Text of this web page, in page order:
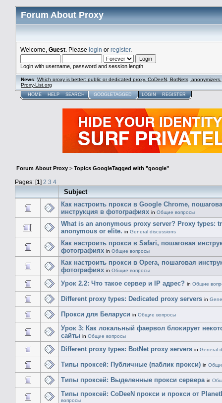
Forum About Proxy
Welcome, Guest . Please login or register.
Login with username, password and session length
News: Which proxy is better: public or dedicated proxy, CoDeeN, BotNets, anonymizers.
Proxy-List.org
HOME HELP SEARCH GOOGLETAGGED LOGIN REGISTER
Forum About Proxy > Topics GoogleTagged with "google"
Pages: [1] 2 3 4
Subject
Как настроить прокси в Google Chrome,
инструкция в фотографиях in Общие вопросы
What is an anonymous proxy server? Proxy types:
anonymous or elite. in General discussions
Как настроить прокси в Safari, пошаговая
фотографиях in Общие вопросы
Как настроить прокси в Opera, пошаговая
фотографиях in Общие вопросы
Урок 2.2: Что такое сервер и IP адрес? in Общие
Different proxy types: Dedicated proxy servers in
Прокси для Беларуси in Общие вопросы
Урок 3: Как локальный фаервол блокирует
сайты in Общие вопросы
Different proxy types: BotNet proxy servers in General
Типы проксей: Публичные (паблик прокси) in
Типы проксей: Выделенные прокси сервера in
Типы проксей: CoDeeN прокси и прокси от
вопросы